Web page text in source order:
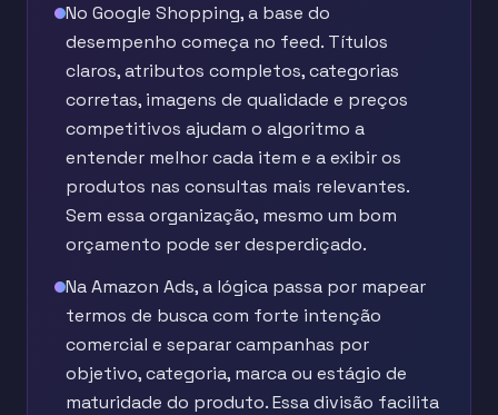
No Google Shopping, a base do
desempenho começa no feed. Títulos
claros, atributos completos, categorias
corretas, imagens de qualidade e preços
competitivos ajudam o algoritmo a
entender melhor cada item e a exibir os
produtos nas consultas mais relevantes.
Sem essa organização, mesmo um bom
orçamento pode ser desperdiçado.
Na Amazon Ads, a lógica passa por mapear
termos de busca com forte intenção
comercial e separar campanhas por
objetivo, categoria, marca ou estágio de
maturidade do produto. Essa divisão facilita